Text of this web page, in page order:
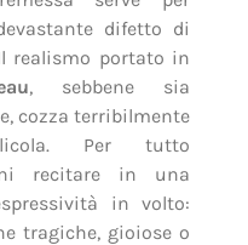
difetto di
realismo portato in
, sebbene sia
cozza terribilmente
Per tutto
recitare in una
in volto:
tragiche, gioiose o